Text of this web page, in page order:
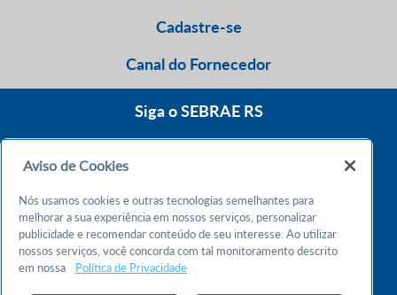
Cadastre-se
Canal do Fornecedor
Siga o SEBRAE RS
Atendimento 24h
Chame no WhatsApp
Aviso de Cookies
Nós usamos cookies e outras tecnologias semelhantes para
melhorar a sua experiência em nossos serviços, personalizar
publicidade e recomendar conteúdo de seu interesse. Ao utilizar
nossos serviços, você concorda com tal monitoramento descrito
em nossa
Política de Privacidade